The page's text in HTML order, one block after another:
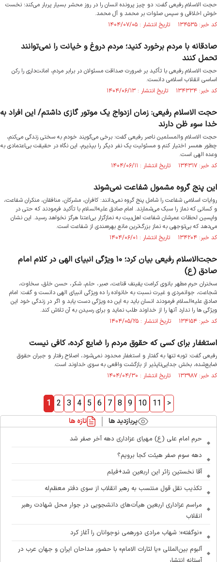
حجت الاسلام رفیعی گفت: دو چیز پرونده انسان را در روز محشر بسیار پربار می‌کند؛ نخست
خوش اخلاقی و سپس صلوات بر محمد و آل محمد.
کد خبر: ۱۳۴۵۳۵ تاریخ انتشار : ۱۴۰۴/۰۷/۰۵
صادقانه با مردم برخورد کنید؛ مردم دروغ و خیانت را نمی‌توانند
تحمل کنند
حجت الاسلام رفیعی با تأکید بر ضرورت صداقت مسئولان در برابر مردم، امانت‌داری را رکن
اساسی انقلاب اسلامی دانست.
کد خبر: ۱۳۴۳۳۴ تاریخ انتشار : ۱۴۰۴/۰۶/۱۳
حجت الاسلام رفیعی: زمان ازدواج یک موتور گازی داشتم/ این افراد به
خدا سوء ظن دارند
حجت الاسلام والمسلمین ناصر رفیعی گفت: برخی می‌گویند خودم به سختی زندگی می‌کنم،
چطور همسر اختیار کنم و مسئولیت یک نفر دیگر را بپذیرم، این نگاه در حقیقت بی‌اعتمادی به
وعده الهی است.
کد خبر: ۱۳۴۳۱۷ تاریخ انتشار : ۱۴۰۴/۰۶/۱۱
این پنج گروه مشمول شفاعت نمی‌شوند
روایات اسلامی شفاعت را شامل پنج گروه نمی‌دانند: کافران، مشرکان، منافقان، منکران شفاعت،
و کسانی که نماز را سبک می‌شمارند. امام صادق علیه‌السلام با تأکید فرمودند که حتی در
واپسین لحظات عمرشان شفاعت اهل‌بیت به نمازگزار بی‌اعتنا هرگز نخواهد رسید. این نشان
می‌دهد که بی‌توجهی به نماز بزرگ‌ترین مانع بهره‌مندی از شفاعت است.
کد خبر: ۱۳۴۲۰۴ تاریخ انتشار : ۱۴۰۴/۰۶/۰۱
حجت‌الاسلام‌ رفیعی بیان کرد؛ ۱۰ ویژگی انبیای الهی در کلام امام
صادق (ع)
سخنران حرم مطهر بانوی کرامت یقینف قناعت، صبر، حلم، شکر، حسن خلق، سخاوت،
شجاعت، جوانمردی و غیرت نسبت به خانواده را ده ویژگی انبیای الهی دانست و گفت: امام
صادق علیه‌السلام فرمودند انسان باید به این ده ویژگی دست یابد و اگر در زندگی خود این
ویژگی ها را ندارد آنها را از خداوند طلب نماید و برای رسیدن به آن تلاش کند.
کد خبر: ۱۳۴۱۵۴ تاریخ انتشار : ۱۴۰۴/۰۵/۲۵
استغفار برای کسی که حقوق مردم را ضایع کرده، کافی نیست
رفیعی گفت: توبه تنها به گفتار و استغفار محدود نمی‌شود، اصلاح رفتار و جبران حقوق
ضایع‌شده، بخش جدایی‌ناپذیر از بازگشت واقعی به سوی خداوند است.
کد خبر: ۱۳۳۹۸۷ تاریخ انتشار : ۱۴۰۴/۰۴/۳۰
1 2 3 4 5 6 7 8 9 10 11 >
پربازدید ها تازه ها
حرم امام علی (ع) مهیای عزاداری دهه آخر صفر شد
دهه سوم صفر هیئت کجا برویم؟
آقا نخستین زائر این اربعین شد+فیلم
تکذیب نقل قول منتسب به رهبر انقلاب از سوی دفتر معظم‌له
مراسم عزاداری اربعین هیأت‌های دانشجویی در جوار محل شهادت رهبر
انقلاب
«نوگفته»؛ شهاب مرادی دورهمی نوجوانان را آغاز کرد
آلبوم بین‌المللی «یا لثارات الامام» با حضور مداحان ایران و جهان عرب در